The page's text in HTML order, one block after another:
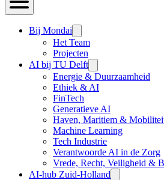
Bij Mondai
Het Team
Projecten
AI bij TU Delft
Energie & Duurzaamheid
Ethiek & AI
FinTech
Generatieve AI
Haven, Maritiem &
Machine Learning
Tech Industrie
Verantwoorde AI in de Zorg
Vrede, Recht, Veiligheid &
AI-hub Zuid-Holland